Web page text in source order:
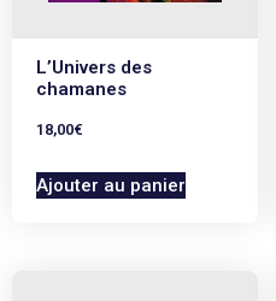
L’Univers des
chamanes
18,00€
Ajouter au panier